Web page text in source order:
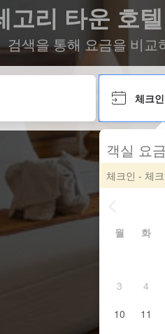
고리 타운 호
검색을 통해 요금을 비교
체크인
객실 요
체크인 - 체
월 화
3
4
10
11